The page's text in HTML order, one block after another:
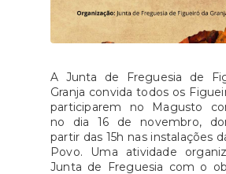
A Junta de Freguesia de
Granja convida todos os
participarem no Magusto
no dia 16 de novembro,
partir das 15h nas instalações
Povo. Uma atividade
Junta de Freguesia com o